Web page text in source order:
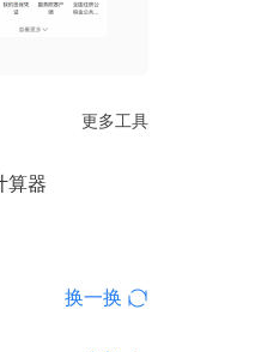
更多工具
算器
换一换